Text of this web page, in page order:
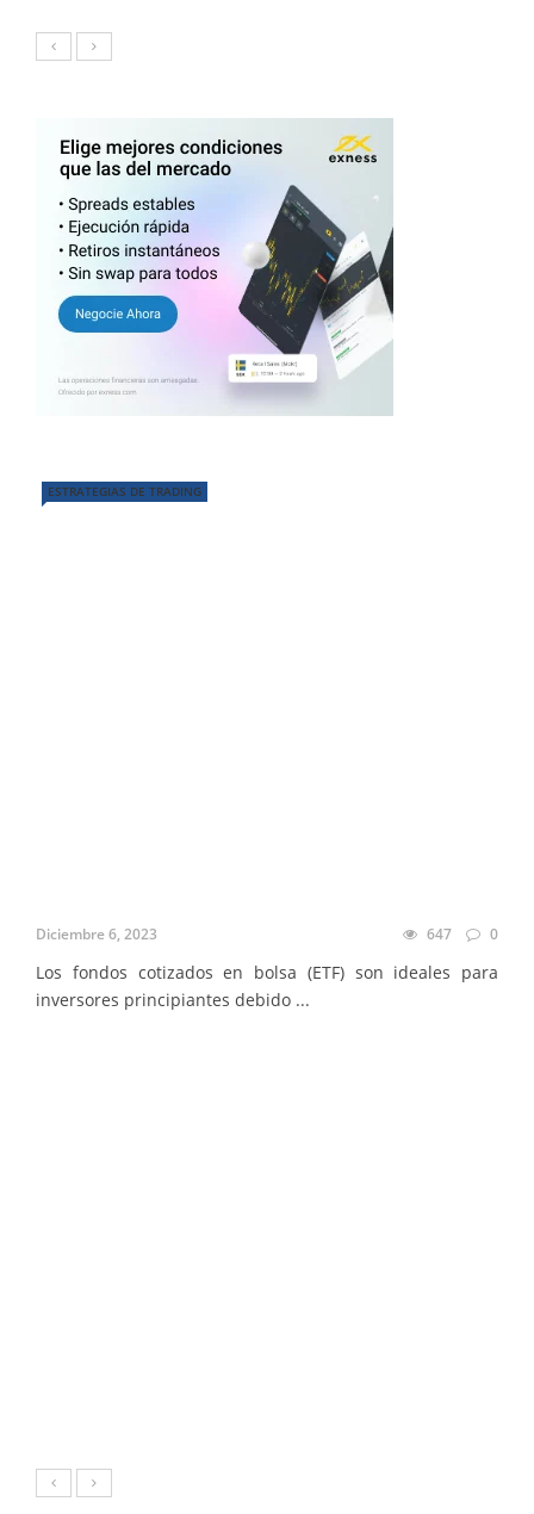
ESTRATEGIAS DE TRADING
Diciembre 6, 2023 647 0
Los fondos cotizados en bolsa (ETF) son ideales para
inversores principiantes debido ...